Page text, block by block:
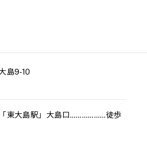
島9-10
東大島駅」大島口………………徒歩